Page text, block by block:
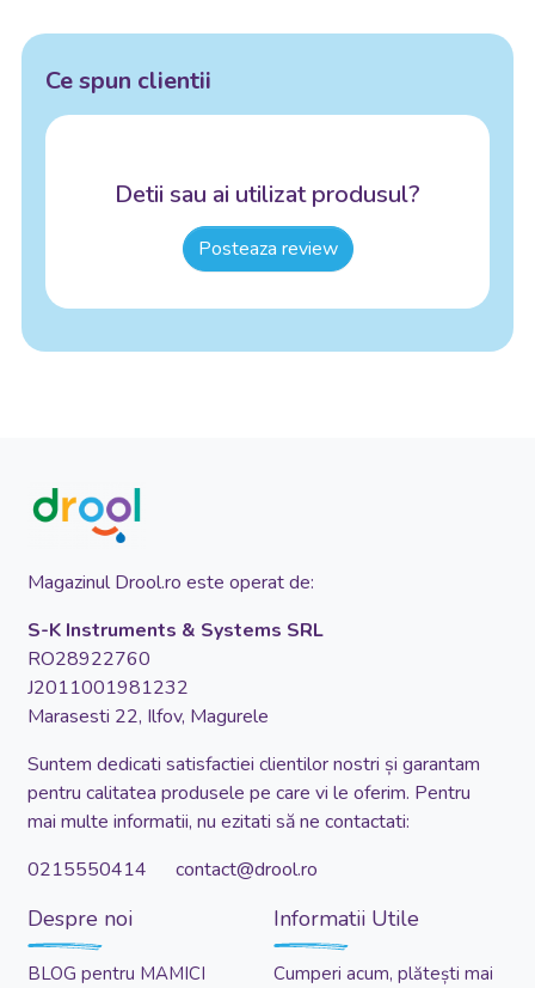
Ce spun clientii
Detii sau ai utilizat produsul?
Posteaza review
Magazinul Drool.ro este operat de:
S-K Instruments & Systems SRL
RO28922760
J2011001981232
Marasesti 22, Ilfov, Magurele
Suntem dedicati satisfactiei clientilor nostri și garantam
pentru calitatea produsele pe care vi le oferim. Pentru
mai multe informatii, nu ezitati să ne contactati:
0215550414 contact@drool.ro
Despre noi
BLOG pentru MAMICI
Informatii Utile
Cumperi acum, plătești mai